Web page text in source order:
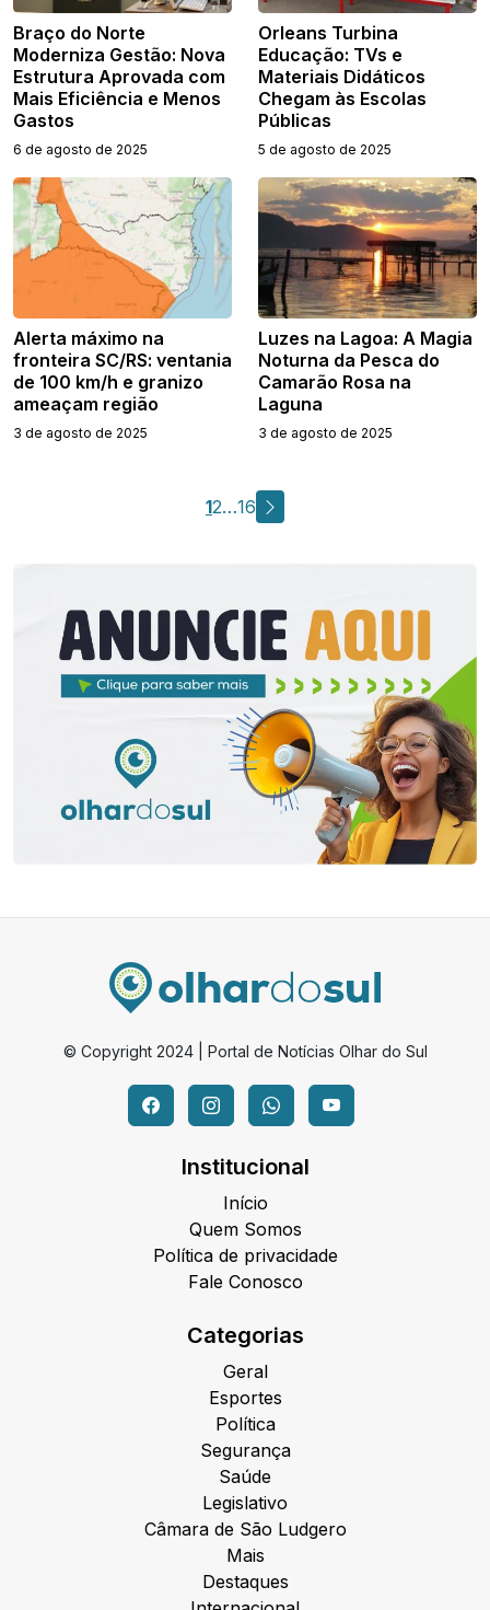
Braço do Norte
Moderniza Gestão: Nova
Estrutura Aprovada com
Mais Eficiência e Menos
Gastos
6 de agosto de 2025
Orleans Turbina
Educação: TVs e
Materiais Didáticos
Chegam às Escolas
Públicas
5 de agosto de 2025
Alerta máximo na
fronteira SC/RS: ventania
de 100 km/h e granizo
ameaçam região
3 de agosto de 2025
Luzes na Lagoa: A Magia
Noturna da Pesca do
Camarão Rosa na
Laguna
3 de agosto de 2025
Paginação
Página
1Página
2…Página
16
© Copyright 2024 | Portal de Notícias Olhar do Sul
Institucional
Início
Quem Somos
Política de privacidade
Fale Conosco
Categorias
Geral
Esportes
Política
Segurança
Saúde
Legislativo
Câmara de São Ludgero
Mais
Destaques